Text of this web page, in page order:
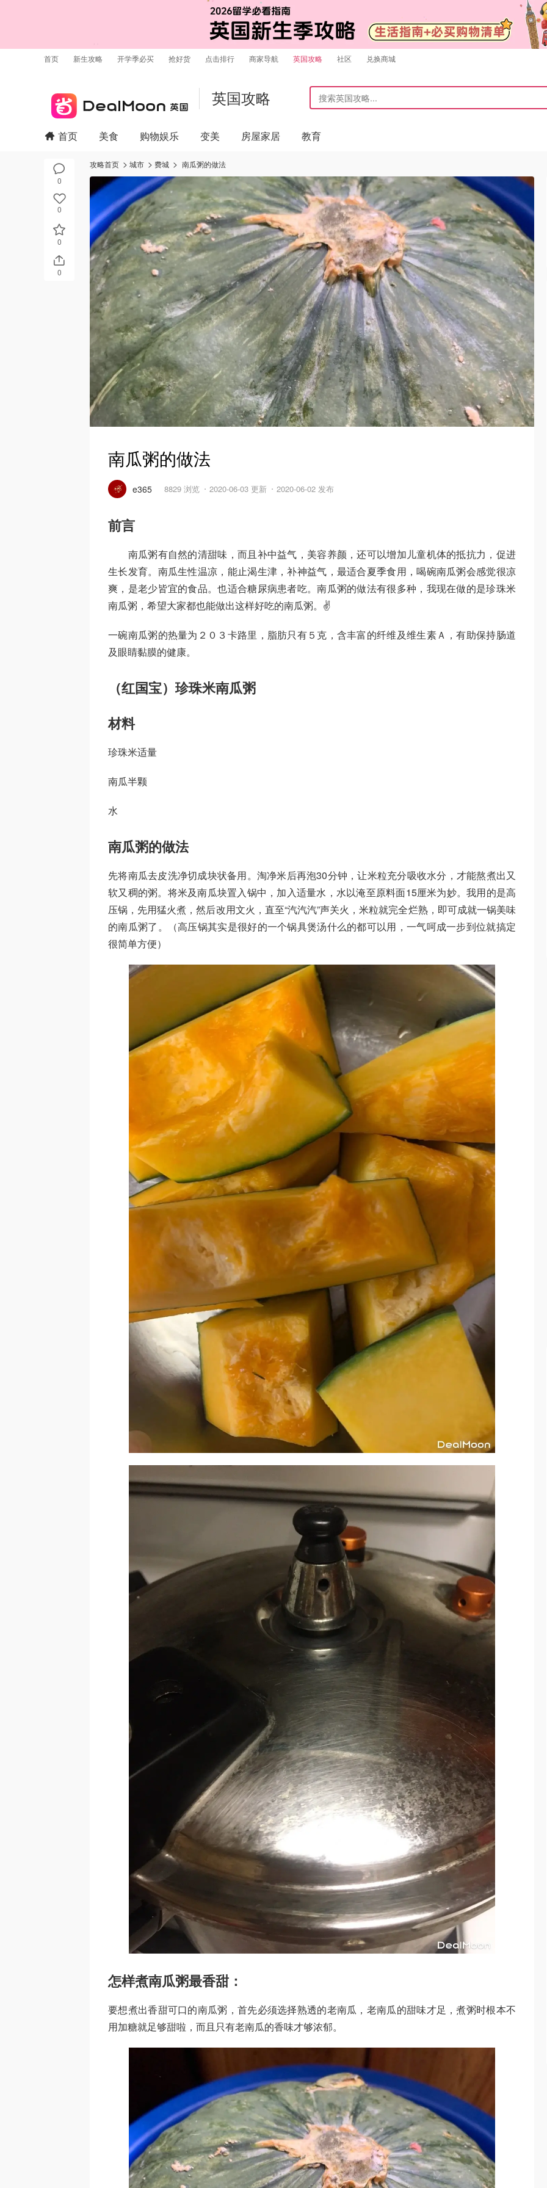
首页 新生攻略 开学季必买 抢好货 点击排行 商家导航 英国攻略 社区 兑换商城
英国攻略
0
0
0
0
首页 美食 购物娱乐 变美 房屋家居 教育
攻略首页 城市 费城 南瓜粥的做法
南瓜粥的做法
e365 8829 浏览 2020-06-03 更新 2020-06-02 发布
前言
南瓜粥有自然的清甜味，而且补中益气，美容养颜，还可以增加儿童机体的抵抗力，促进
生长发育。南瓜生性温凉，能止渴生津，补神益气，最适合夏季食用，喝碗南瓜粥会感觉很凉
爽，是老少皆宜的食品。也适合糖尿病患者吃。南瓜粥的做法有很多种，我现在做的是珍珠米
南瓜粥，希望大家都也能做出这样好吃的南瓜粥。✌️
一碗南瓜粥的热量为２０３卡路里，脂肪只有５克，含丰富的纤维及维生素Ａ，有助保持肠道
及眼睛黏膜的健康。
（红国宝）珍珠米南瓜粥
材料
珍珠米适量
南瓜半颗
水
南瓜粥的做法
先将南瓜去皮洗净切成块状备用。淘净米后再泡30分钟，让米粒充分吸收水分，才能熬煮出又
软又稠的粥。将米及南瓜块置入锅中，加入适量水，水以淹至原料面15厘米为妙。我用的是高
压锅，先用猛火煮，然后改用文火，直至“汽汽汽”声关火，米粒就完全烂熟，即可成就一锅美味
的南瓜粥了。（高压锅其实是很好的一个锅具煲汤什么的都可以用，一气呵成一步到位就搞定
很简单方便）
怎样煮南瓜粥最香甜：
要想煮出香甜可口的南瓜粥，首先必须选择熟透的老南瓜，老南瓜的甜味才足，煮粥时根本不
用加糖就足够甜啦，而且只有老南瓜的香味才够浓郁。